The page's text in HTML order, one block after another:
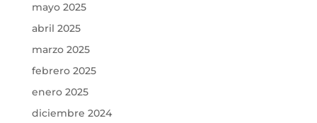
mayo 2025
abril 2025
marzo 2025
febrero 2025
enero 2025
diciembre 2024